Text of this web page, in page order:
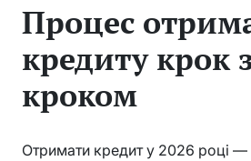
Процес
кредиту крок
кроком
Отримати кредит у 2026 році